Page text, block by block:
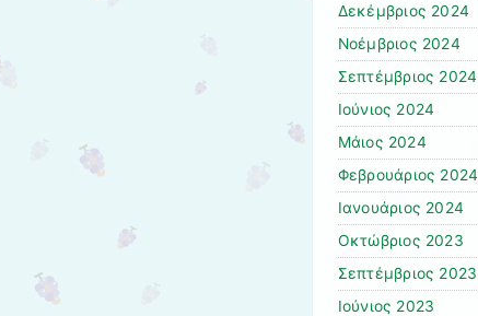
Δεκέμβριος 2024
Νοέμβριος 2024
Σεπτέμβριος 2024
Ιούνιος 2024
Μάιος 2024
Φεβρουάριος 2024
Ιανουάριος 2024
Οκτώβριος 2023
Σεπτέμβριος 2023
Ιούνιος 2023